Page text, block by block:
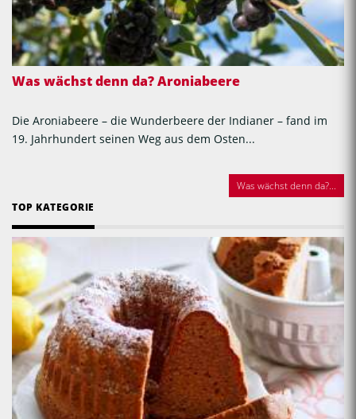
Was wächst denn da? Aroniabeere
Die Aroniabeere – die Wunderbeere der Indianer – fand im
19. Jahrhundert seinen Weg aus dem Osten...
Was wächst denn da?...
TOP KATEGORIE